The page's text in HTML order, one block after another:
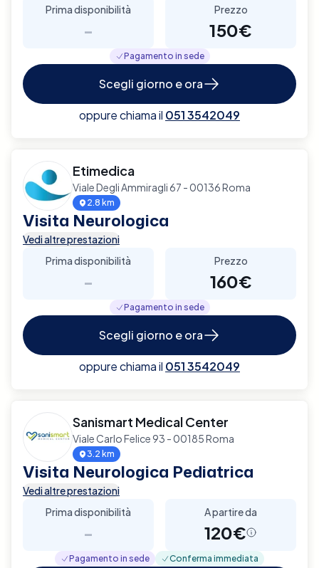
Prima disponibilità
-
Prezzo
150€
Pagamento in sede
Scegli giorno e ora
oppure chiama il 051 3542049
Etimedica
Viale Degli Ammiragli 67 - 00136 Roma
2.8 km
Visita Neurologica
Vedi altre prestazioni
Prima disponibilità
-
Prezzo
160€
Pagamento in sede
Scegli giorno e ora
oppure chiama il 051 3542049
Sanismart Medical Center
Viale Carlo Felice 93 - 00185 Roma
3.2 km
Visita Neurologica Pediatrica
Vedi altre prestazioni
Prima disponibilità
-
A partire da
120€
Pagamento in sede Conferma immediata